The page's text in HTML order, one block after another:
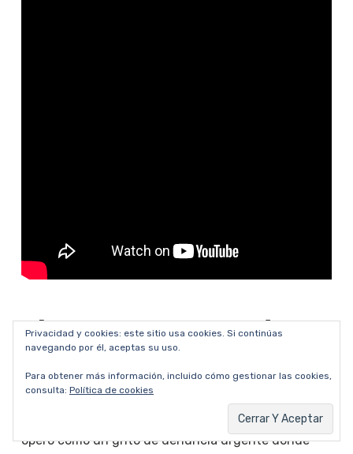
El arte como narrador
de lo inenarrable
El análisis de este canon de 50 obras revela una
evolución cultural. En los primeros años, el arte
operó como un grito de denuncia urgente donde
Privacidad y cookies: este sitio usa cookies. Si continúas
navegando por él, aceptas su uso.
Para obtener más información, incluido cómo gestionar las cookies,
consulta: Política de cookies